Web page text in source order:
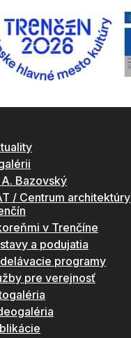
A. Bazovský
/ Centrum architektúry
v Trenčíne
a podujatia
programy
pre verejnosť